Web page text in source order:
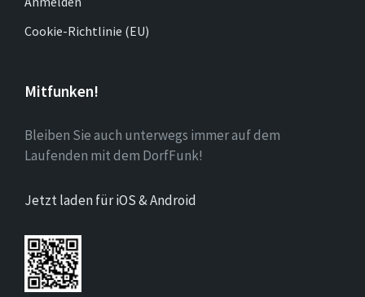
Cookie-Richtlinie (EU)
Mitfunken!
Bleiben Sie auch unterwegs immer auf dem
Laufenden mit dem DorfFunk!
Jetzt laden für iOS & Android